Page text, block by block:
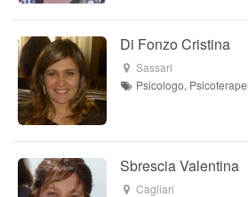
Di Fonzo Cristina
Sassari
Psicologo,
Sbrescia Valentina
Cagliari